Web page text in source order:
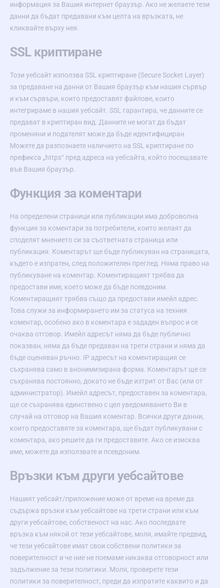
информация за Вашия интернет браузър. Ако не желаете тези
данни да бъдат предавани към целта на връзката, не
кликвайте върху нея.
SSL криптиране
Този уебсайт използва SSL криптиране (Secure Socket Layer)
за предаване на данни от Вашия браузър към нашия сървър
и към сървъри, които предоставят файлове, които
интегрираме в нашия уебсайт. SSL гарантира, че данните се
предават в криптиран вид. Данните не могат да бъдат
променяни и подателят може да бъде идентифициран.
Можете да разпознаете наличието на SSL криптиране по
префикса „https“ пред адреса на уебсайта, който посещавате
във Вашия браузър.
Функция за коментари
На определени страници или публикации има доброволна
функция за коментари за потребители, които желаят да
споделят мнението си за съответната страница или
публикация. Коментарът ще бъде публикуван на страницата,
където е изпратен, след положителен преглед. Няма право на
публикуване на коментар. Коментиращият трябва да
предостави име, което може да бъде псевдоним.
Коментиращият трябва също да предостави имейл адрес.
Това служи за информирането им за статуса на техния
коментар, особено ако в коментара е зададен въпрос и се
очаква отговор. Имейл адресът няма да бъде публично
показван, няма да бъде предаван на трети страни и няма да
бъде оценяван ръчно. IP адресът на коментиращия се
съхранява само в анонимизирана форма. Коментарът ще се
съхранява постоянно, докато не бъде изтрит от Вас (или от
администратор). Имейл адресът, предоставен за коментара,
ще се съхранява единствено с цел уведомяването Ви в
случай на отговор на Вашия коментар. Всички други данни,
които предоставяте за коментара, ще бъдат публикувани с
коментара, ако решите да ги предоставите. Ако се изисква
име, можете да използвате и псевдоним.
Връзки към други уебсайтове
Нашият уебсайт/приложение може от време на време да
съдържа връзки към уебсайтове на трети страни или към
други уебсайтове, собственост на нас. Ако последвате
връзка към някой от тези уебсайтове, моля, имайте предвид,
че тези уебсайтове имат свои собствени политики за
поверителност и че ние не поемаме никаква отговорност или
задължение за тези политики. Моля, проверете тези
политики за поверителност, преди да изпратите каквито и да